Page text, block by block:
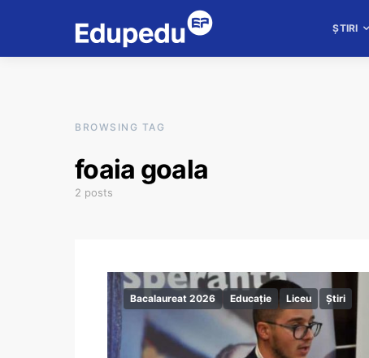
ȘTIRI
BROWSING TAG
foaia goala
2 posts
Bacalaureat 2026 Educație Liceu Știri